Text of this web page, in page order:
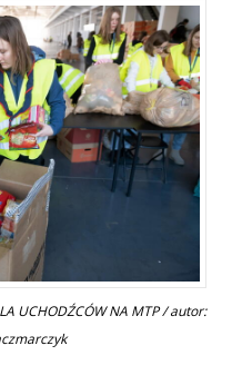
UCHODŹCÓW NA MTP / autor: